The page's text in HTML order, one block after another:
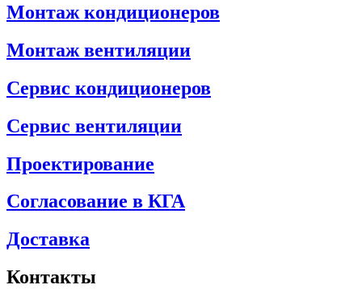
Монтаж кондиционеров
Монтаж вентиляции
Сервис кондиционеров
Сервис вентиляции
Проектирование
Согласование в КГА
Доставка
Контакты